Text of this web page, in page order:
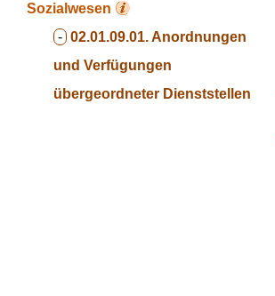
Sozialwesen
- 02.01.09.01. Anordnungen
und Verfügungen
übergeordneter Dienststellen